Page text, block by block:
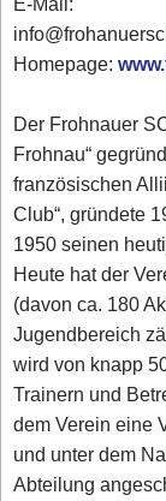
Homepage:
Der Frohnauer
Frohnau“
französischen
Club“, gründete
1950 seinen
Heute hat der
(davon ca. 180
Jugendbereich
wird von knapp
Trainern und
dem Verein eine
und unter dem
Abteilung